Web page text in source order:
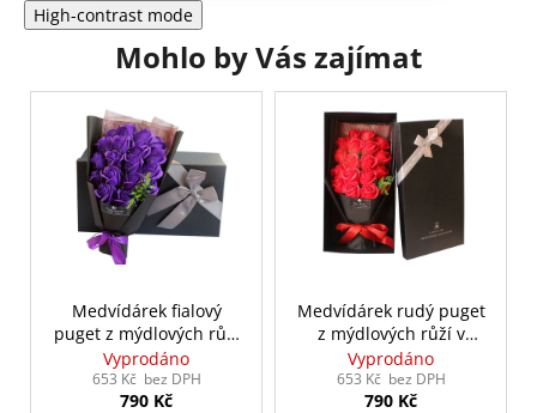
High-contrast mode
Mohlo by Vás zajímat
Medvídárek fialový
puget z mýdlových růží
v dárkovém boxu
Vyprodáno
653 Kč bez DPH
790 Kč
Medvídárek rudý puget
z mýdlových růží v
dárkovém boxu
Vyprodáno
653 Kč bez DPH
790 Kč